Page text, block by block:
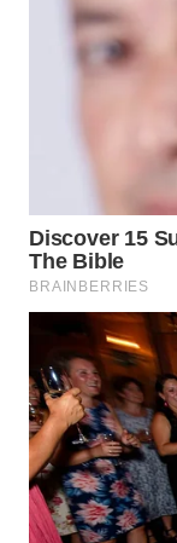
WN
SUBANG
SUKABUMI
WN
PURWAKARTA
PRIANGAN
TIMUR
WN
SEMARANG
WN
SOLO